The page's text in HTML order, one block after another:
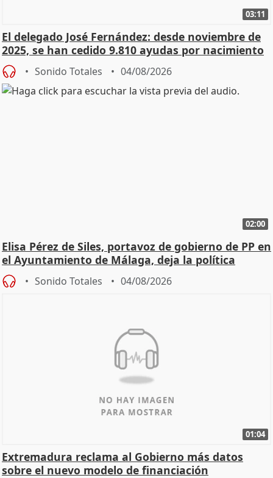
03:11
El delegado José Fernández: desde noviembre de
2025, se han cedido 9.810 ayudas por nacimiento
Sonido Totales 04/08/2026
02:00
Elisa Pérez de Siles, portavoz de gobierno de PP en
el Ayuntamiento de Málaga, deja la política
Sonido Totales 04/08/2026
01:04
Extremadura reclama al Gobierno más datos
sobre el nuevo modelo de financiación